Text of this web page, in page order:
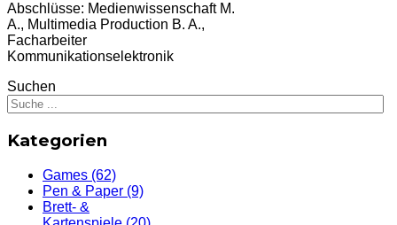
Abschlüsse: Medienwissenschaft M.
A., Multimedia Production B. A.,
Facharbeiter
Kommunikationselektronik
Suchen
Kategorien
Games (62)
Pen & Paper (9)
Brett- &